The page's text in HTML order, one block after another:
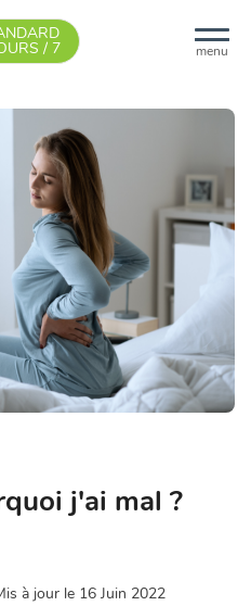
menu
/ 7
j'ai mal ?
à jour le 16 Juin 2022